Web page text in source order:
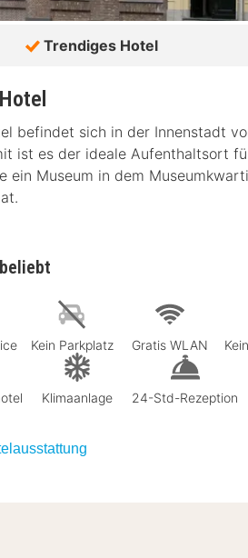
Trendiges Hotel
befindet sich in der Innenstadt
ist es der ideale Aufenthaltsort
ein Museum in dem
Kein Parkplatz Gratis WLAN
Klimaanlage 24-Std-Rezeption